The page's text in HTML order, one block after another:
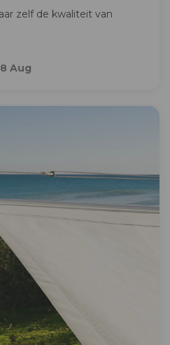
zelf de kwaliteit van
Aug